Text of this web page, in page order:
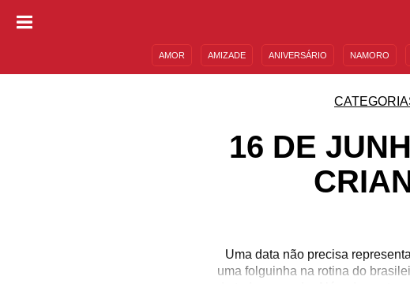
AMOR AMIZADE ANIVERSÁRIO NAMORO
16 DE
Uma data não precisa
uma folguinha na rotina do
de todo o mundo. Além de